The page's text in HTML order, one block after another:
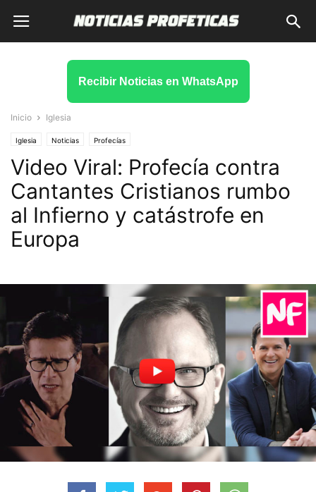
Recibir Noticias en WhatsApp
Inicio Iglesia
Iglesia Noticias Profecías
Video Viral: Profecía contra
Cantantes Cristianos rumbo
al Infierno y catástrofe en
Europa